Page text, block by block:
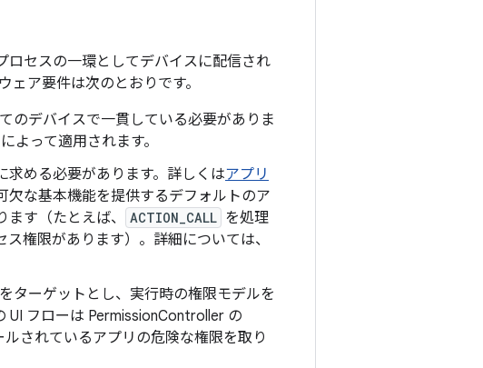
ロセスの一環としてデバイスに配信され
ア要件は次のとおりです。
のデバイスで一貫している必要がありま
よって適用されます。
める必要があります。詳しくはアプリ
な基本機能を提供するデフォルトのア
す（たとえば、
ACTION_CALL を処理
権限があります）。詳細については、
ターゲットとし、実行時の権限モデルを
UI フローは PermissionController の
されているアプリの危険な権限を取り